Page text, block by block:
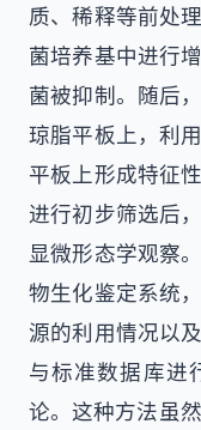
质、稀释等前处
菌培养基中进行
菌被抑制。随后
琼脂平板上，利
平板上形成特征
进行初步筛选后
显微形态学观察
物生化鉴定系统
源的利用情况以
与标准数据库进
论。这种方法虽